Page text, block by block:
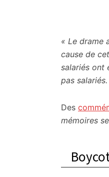
« Le drame
cause de
salariés ont
pas
Des
mémoires